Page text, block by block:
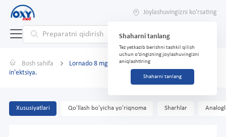
Joylashuvingizni ko'rsating
Shaharni tanlang
Tez yetkazib berishni tashkil qilish
uchun o'zingizning joylashuvingizni
aniqlashtiring
Shaharni tanlang
Bosh sahifa
Lornado 8 mg No 1 por. d/prig.r-ra d/o'simlik bilan
in'ektsiya.
Xususiyatlari Qo'llash bo'yicha yo'riqnoma Sharhlar